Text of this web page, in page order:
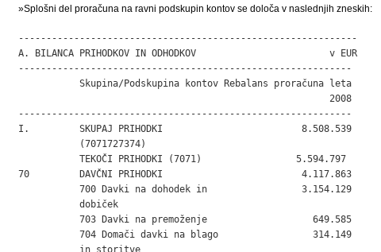
»Splošni del proračuna na ravni podskupin kontov se določa v naslednjih zneskih:
-------------------------------------------------------------
A. BILANCA PRIHODKOV IN ODHODKOV                        v EUR
------------------------------------------------------------
           Skupina/Podskupina kontov Rebalans proračuna leta
                                                        2008
------------------------------------------------------------
I.         SKUPAJ PRIHODKI                         8.508.539
           (7071727374)
           TEKOČI PRIHODKI (7071)                 5.594.797
70         DAVČNI PRIHODKI                         4.117.863
           700 Davki na dohodek in                 3.154.129
           dobiček
           703 Davki na premoženje                   649.585
           704 Domači davki na blago                 314.149
           in storitve